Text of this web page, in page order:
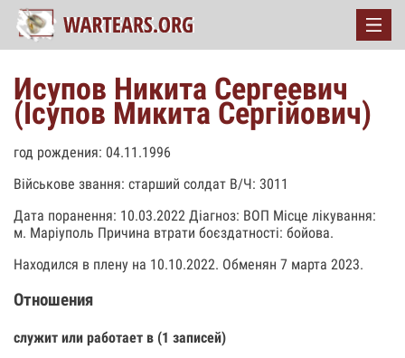
Исупов Никита Сергеевич
(Ісупов Микита Сергійович)
год рождения: 04.11.1996
Військове звання: старший солдат В/Ч: 3011
Дата поранення: 10.03.2022 Діагноз: ВОП Місце лікування:
м. Маріуполь Причина втрати боєздатності: бойова.
Находился в плену на 10.10.2022. Обменян 7 марта 2023.
Отношения
служит или работает в (1 записей)